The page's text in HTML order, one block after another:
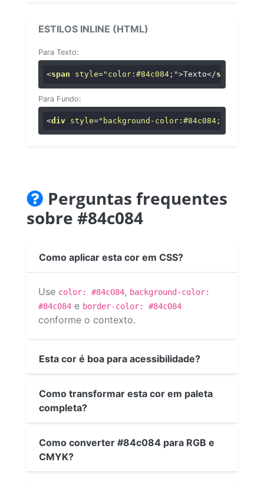
ESTILOS INLINE (HTML)
Para Texto:
<span style="color:#84c084;">Texto</span
Para Fundo:
<div style="background-color:#84c084;"
Perguntas frequentes
sobre #84c084
Como aplicar esta cor em CSS?
Use color: #84c084, background-color:
#84c084 e border-color: #84c084
conforme o contexto.
Esta cor é boa para acessibilidade?
Como transformar esta cor em paleta
completa?
Como converter #84c084 para RGB e
CMYK?